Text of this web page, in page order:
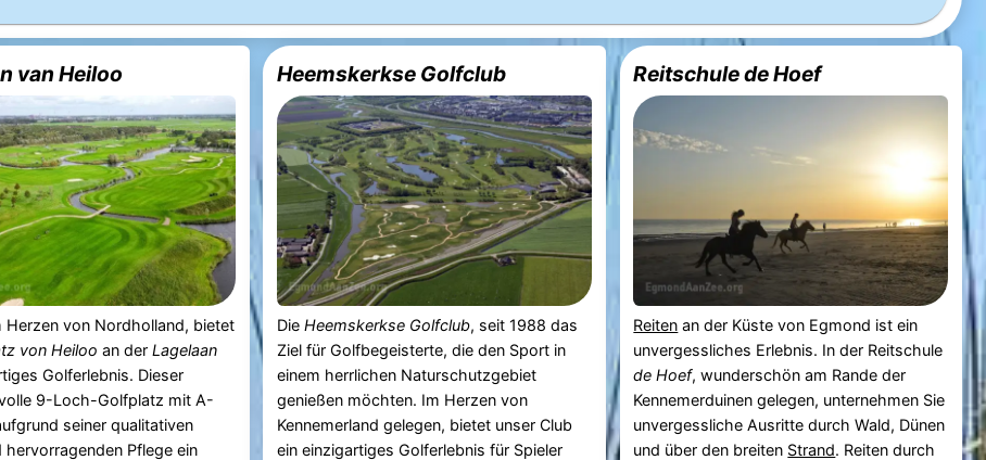
van Heiloo
Herzen von Nordholland, bietet
von Heiloo an der Lagelaan
Golferlebnis. Dieser
9-Loch-Golfplatz mit A-
seiner qualitativen
hervorragenden Pflege ein
Heemskerkse Golfclub
DieHeemskerkse Golfclub, seit 1988 das
Ziel für Golfbegeisterte, die den Sport in
einem herrlichen Naturschutzgebiet
genießen möchten. Im Herzen von
Kennemerland gelegen, bietet unser Club
ein einzigartiges Golferlebnis für Spieler
Reitschule de Hoef
Reiten an der Küste von Egmond ist ein
unvergessliches Erlebnis. In der Reitschule
de Hoef, wunderschön am Rande der
Kennemerduinen gelegen, unternehmen Sie
unvergessliche Ausritte durch Wald, Dünen
und über den breiten Strand. Reiten durch